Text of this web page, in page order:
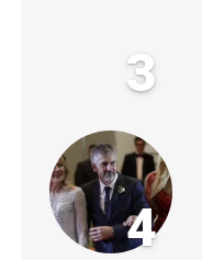
3
4